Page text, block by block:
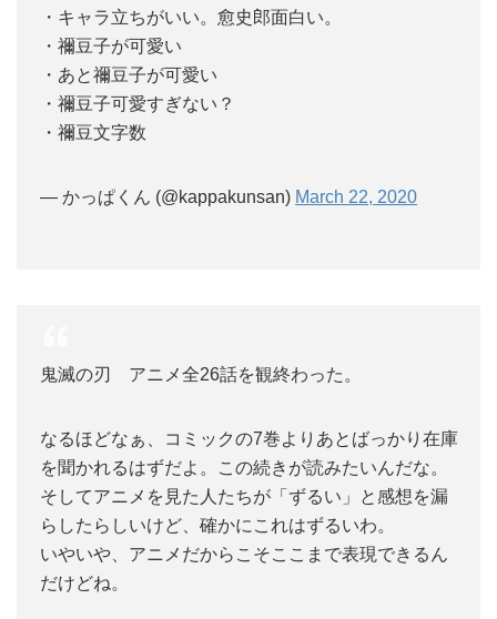
・キャラ立ちがいい。愈史郎面白い。
・禰豆子が可愛い
・あと禰豆子が可愛い
・禰豆子可愛すぎない？
・禰豆文字数
— かっぱくん (@kappakunsan) March 22, 2020
鬼滅の刃 アニメ全26話を観終わった。
なるほどなぁ、コミックの7巻よりあとばっかり在庫
を聞かれるはずだよ。この続きが読みたいんだな。
そしてアニメを見た人たちが「ずるい」と感想を漏
らしたらしいけど、確かにこれはずるいわ。
いやいや、アニメだからこそここまで表現できるん
だけどね。